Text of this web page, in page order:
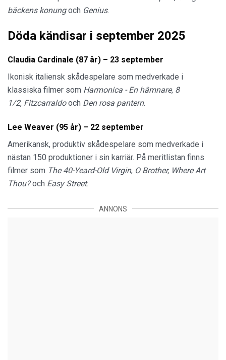
bäckens konungoch Genius.
Döda kändisar i september 2025
Claudia Cardinale (87 år) – 23 september
Ikonisk italiensk skådespelare som medverkade i
klassiska filmer som Harmonica - En hämnare, 8
1/2, Fitzcarraldooch Den rosa pantern.
Lee Weaver (95 år) – 22 september
Amerikansk, produktiv skådespelare som medverkade i
nästan 150 produktioner i sin karriär. På meritlistan finns
filmer som The 40-Yeard-Old Virgin, O Brother, Where Art
Thou?och Easy Street.
ANNONS